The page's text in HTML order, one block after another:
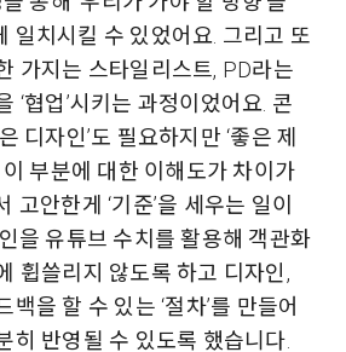
일치시킬 수 있었어요. 그리고 또
가지는 스타일리스트, PD라는
‘협업’시키는 과정이었어요. 콘
디자인’도 필요하지만 ‘좋은 제
이 부분에 대한 이해도가 차이가
고안한게 ‘기준’을 세우는 일이
을 유튜브 수치를 활용해 객관화
휩쓸리지 않도록 하고 디자인,
을 할 수 있는 ‘절차’를 만들어
히 반영될 수 있도록 했습니다.